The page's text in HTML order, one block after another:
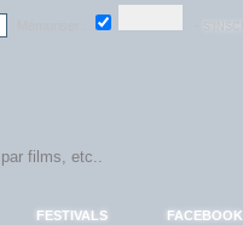
FESTIVALS FACEBOOK